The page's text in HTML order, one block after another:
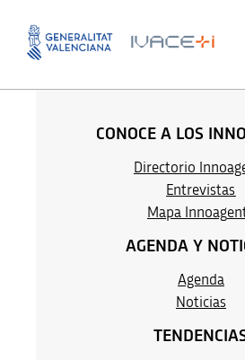
CONOCE A LOS
Directorio
Entrevistas
Mapa Innoag
AGENDA Y
Agenda
Noticias